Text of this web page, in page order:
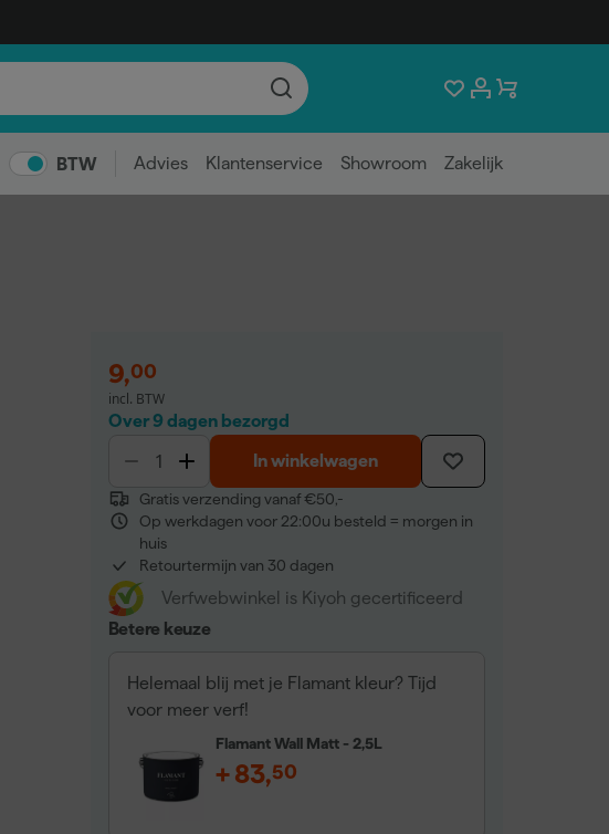
BTW Advies Klantenservice Showroom Zakelijk
9,00
incl. BTW
Over 9 dagen bezorgd
In winkelwagen
Gratis verzending vanaf €50,-
Op werkdagen voor 22:00u besteld = morgen in
huis
Retourtermijn van 30 dagen
Verfwebwinkel is Kiyoh gecertificeerd
Betere keuze
Helemaal blij met je Flamant kleur? Tijd
voor meer verf!
Flamant Wall Matt - 2,5L
+83,50